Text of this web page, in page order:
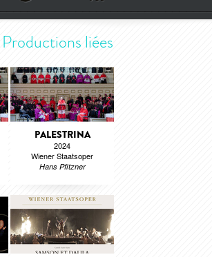
Productions liées
PALESTRINA
2024
Wiener Staatsoper
Hans Pfitzner